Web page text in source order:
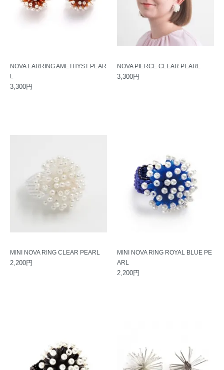
NOVA EARRING AMETHYST PEAR
L
3,300円
NOVA PIERCE CLEAR PEARL
3,300円
MINI NOVA RING CLEAR PEARL
2,200円
MINI NOVA RING ROYAL BLUE PE
ARL
2,200円